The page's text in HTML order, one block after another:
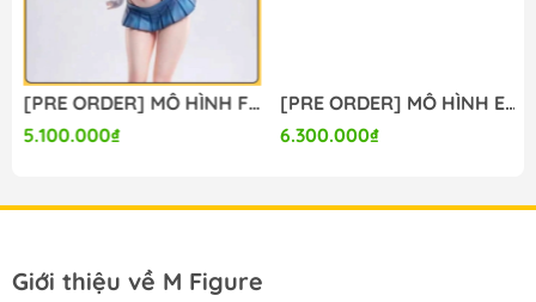
#figure #mo_hinh #mo_hinh_nhan_vat
#mo_hinh_anime #anime_figure #figure
#mo_hinh_chinh_hang #mo_hinh_figure
#figure_chinh_hang #mo_hinh_tinh #nendoroid
#gameprize #scalefigure
[PRE ORDER] MÔ HÌNH Firefly - Honkai Star Rail (Lunaria Studio) FIGURE CHÍNH HÃNG
5.100.000₫
[PRE ORDER] MÔ HÌNH Evanescia - Honkai Star Rail (Summer Studio) FIGURE CHÍNH HÃNG
6.300.000₫
Giới thiệu về M Figure